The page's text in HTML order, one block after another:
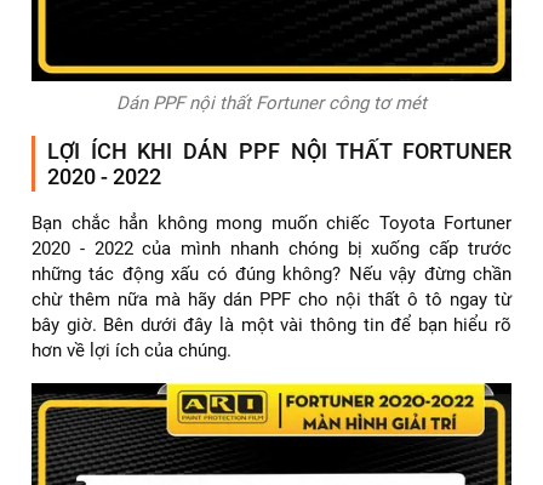
Dán PPF nội thất Fortuner công tơ mét
LỢI ÍCH KHI DÁN PPF NỘI THẤT FORTUNER
2020 - 2022
Bạn chắc hẳn không mong muốn chiếc Toyota Fortuner
2020 - 2022 của mình nhanh chóng bị xuống cấp trước
những tác động xấu có đúng không? Nếu vậy đừng chần
chừ thêm nữa mà hãy dán PPF cho nội thất ô tô ngay từ
bây giờ. Bên dưới đây là một vài thông tin để bạn hiểu rõ
hơn về lợi ích của chúng.